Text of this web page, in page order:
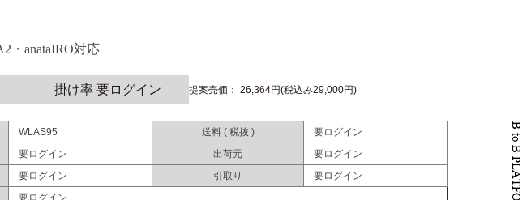
・anataIRO対応
掛け率 要ログイン 提案売価： 26,364円(税込み29,000円)
WLAS95 送料 ( 税抜 )
要ログイン
要ログイン 出荷元
要ログイン
要ログイン 引取り
要ログイン
要ログイン